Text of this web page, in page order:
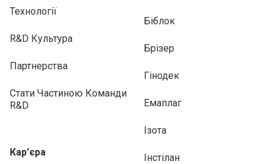
Технології
R&D Культура
Партнерства
Стати Частиною Команди
R&D
Кар’єра
Біблок
Брізер
Гінодек
Емаплаг
Ізота
Інстілан